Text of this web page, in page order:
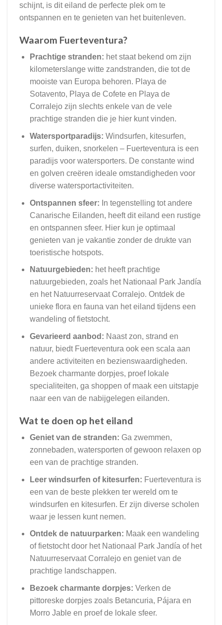
schijnt, is dit eiland de perfecte plek om te
ontspannen en te genieten van het buitenleven.
Waarom Fuerteventura?
Prachtige stranden: het staat bekend om zijn
kilometerslange witte zandstranden, die tot de
mooiste van Europa behoren. Playa de
Sotavento, Playa de Cofete en Playa de
Corralejo zijn slechts enkele van de vele
prachtige stranden die je hier kunt vinden.
Watersportparadijs: Windsurfen, kitesurfen,
surfen, duiken, snorkelen – Fuerteventura is een
paradijs voor watersporters. De constante wind
en golven creëren ideale omstandigheden voor
diverse watersportactiviteiten.
Ontspannen sfeer: In tegenstelling tot andere
Canarische Eilanden, heeft dit eiland een rustige
en ontspannen sfeer. Hier kun je optimaal
genieten van je vakantie zonder de drukte van
toeristische hotspots.
Natuurgebieden: het heeft prachtige
natuurgebieden, zoals het Nationaal Park Jandía
en het Natuurreservaat Corralejo. Ontdek de
unieke flora en fauna van het eiland tijdens een
wandeling of fietstocht.
Gevarieerd aanbod: Naast zon, strand en
natuur, biedt Fuerteventura ook een scala aan
andere activiteiten en bezienswaardigheden.
Bezoek charmante dorpjes, proef lokale
specialiteiten, ga shoppen of maak een uitstapje
naar een van de nabijgelegen eilanden.
Wat te doen op het eiland
Geniet van de stranden: Ga zwemmen,
zonnebaden, watersporten of gewoon relaxen op
een van de prachtige stranden.
Leer windsurfen of kitesurfen: Fuerteventura is
een van de beste plekken ter wereld om te
windsurfen en kitesurfen. Er zijn diverse scholen
waar je lessen kunt nemen.
Ontdek de natuurparken: Maak een wandeling
of fietstocht door het Nationaal Park Jandía of het
Natuurreservaat Corralejo en geniet van de
prachtige landschappen.
Bezoek charmante dorpjes: Verken de
pittoreske dorpjes zoals Betancuria, Pájara en
Morro Jable en proef de lokale sfeer.